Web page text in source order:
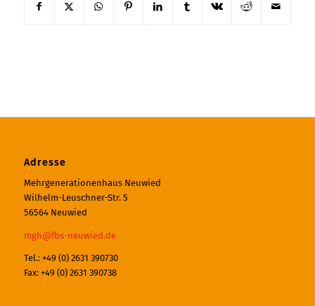
Adresse
Mehrgenerationenhaus Neuwied
Wilhelm-Leuschner-Str. 5
56564 Neuwied
mgh@fbs-neuwied.de
Tel.: +49 (0) 2631 390730
Fax: +49 (0) 2631 390738